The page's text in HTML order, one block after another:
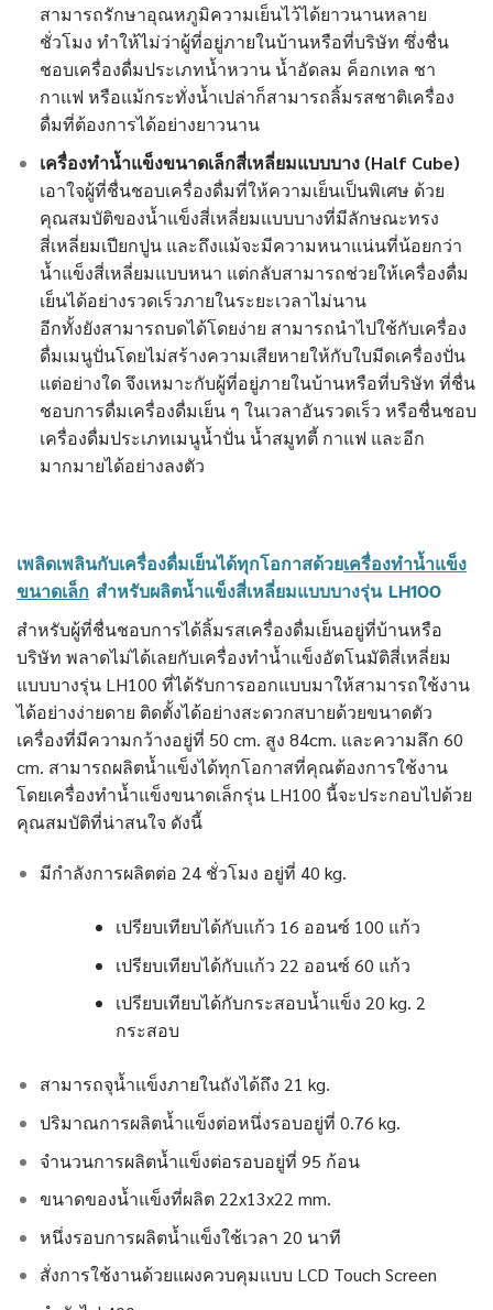
สามารถรักษาอุณหภูมิความเย็นไว้ได้ยาวนานหลาย
ชั่วโมง ทำให้ไม่ว่าผู้ที่อยู่ภายในบ้านหรือที่บริษัท ซึ่งชื่น
ชอบเครื่องดื่มประเภทน้ำหวาน น้ำอัดลม ค็อกเทล ชา
กาแฟ หรือแม้กระทั่งน้ำเปล่าก็สามารถลิ้มรสชาติเครื่อง
ดื่มที่ต้องการได้อย่างยาวนาน
เครื่องทำน้ำแข็งขนาดเล็กสี่เหลี่ยมแบบบาง (Half Cube)
เอาใจผู้ที่ชื่นชอบเครื่องดื่มที่ให้ความเย็นเป็นพิเศษ ด้วย
คุณสมบัติของน้ำแข็งสี่เหลี่ยมแบบบางที่มีลักษณะทรง
สี่เหลี่ยมเปียกปูน และถึงแม้จะมีความหนาแน่นที่น้อยกว่า
น้ำแข็งสี่เหลี่ยมแบบหนา แต่กลับสามารถช่วยให้เครื่องดื่ม
เย็นได้อย่างรวดเร็วภายในระยะเวลาไม่นาน
อีกทั้งยังสามารถบดได้โดยง่าย สามารถนำไปใช้กับเครื่อง
ดื่มเมนูปั่นโดยไม่สร้างความเสียหายให้กับใบมีดเครื่องปั่น
แต่อย่างใด จึงเหมาะกับผู้ที่อยู่ภายในบ้านหรือที่บริษัท ที่ชื่น
ชอบการดื่มเครื่องดื่มเย็น ๆ ในเวลาอันรวดเร็ว หรือชื่นชอบ
เครื่องดื่มประเภทเมนูน้ำปั่น น้ำสมูทตี้ กาแฟ และอีก
มากมายได้อย่างลงตัว
เพลิดเพลินกับเครื่องดื่มเย็นได้ทุกโอกาสด้วยเครื่องทำน้ำแข็ง
ขนาดเล็ก สำหรับผลิตน้ำแข็งสี่เหลี่ยมแบบบางรุ่น LH100
สำหรับผู้ที่ชื่นชอบการได้ลิ้มรสเครื่องดื่มเย็นอยู่ที่บ้านหรือ
บริษัท พลาดไม่ได้เลยกับเครื่องทำน้ำแข็งอัตโนมัติสี่เหลี่ยม
แบบบางรุ่น LH100 ที่ได้รับการออกแบบมาให้สามารถใช้งาน
ได้อย่างง่ายดาย ติดตั้งได้อย่างสะดวกสบายด้วยขนาดตัว
เครื่องที่มีความกว้างอยู่ที่ 50 cm. สูง 84cm. และความลึก 60
cm. สามารถผลิตน้ำแข็งได้ทุกโอกาสที่คุณต้องการใช้งาน
โดยเครื่องทำน้ำแข็งขนาดเล็กรุ่น LH100 นี้จะประกอบไปด้วย
คุณสมบัติที่น่าสนใจ ดังนี้
มีกำลังการผลิตต่อ 24 ชั่วโมง อยู่ที่ 40 kg.
เปรียบเทียบได้กับแก้ว 16 ออนซ์ 100 แก้ว
เปรียบเทียบได้กับแก้ว 22 ออนซ์ 60 แก้ว
เปรียบเทียบได้กับกระสอบน้ำแข็ง 20 kg. 2
กระสอบ
สามารถจุน้ำแข็งภายในถังได้ถึง 21 kg.
ปริมาณการผลิตน้ำแข็งต่อหนึ่งรอบอยู่ที่ 0.76 kg.
จำนวนการผลิตน้ำแข็งต่อรอบอยู่ที่ 95 ก้อน
ขนาดของน้ำแข็งที่ผลิต 22x13x22 mm.
หนึ่งรอบการผลิตน้ำแข็งใช้เวลา 20 นาที
สั่งการใช้งานด้วยแผงควบคุมแบบ LCD Touch Screen